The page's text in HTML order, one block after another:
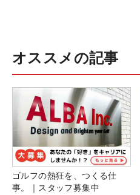
オススメの記事
ゴルフの熱狂を、つくる仕
事。｜スタッフ募集中